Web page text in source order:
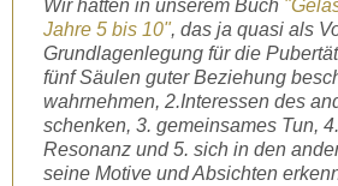
Wir hatten in unserem Buch
Jahre 5 bis 10", das ja quasi als
Grundlagenlegung für die
fünf Säulen guter Beziehung
wahrnehmen, 2.Interessen des
schenken, 3. gemeinsames Tun,
Resonanz und 5. sich in den
seine Motive und Absichten